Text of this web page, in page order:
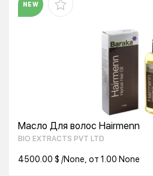
NEW
Масло Для волос Hairmenn
BIO EXTRACTS PVT LTD
4500.00 $ /None, от 1.00 None